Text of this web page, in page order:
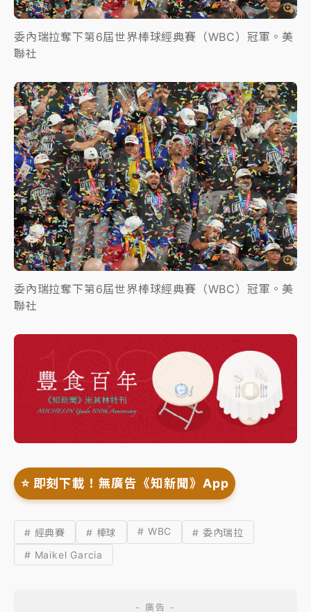
委內瑞拉奪下第6屆世界棒球經典賽（WBC）冠軍。美
聯社
委內瑞拉奪下第6屆世界棒球經典賽（WBC）冠軍。美
聯社
⭐️ 即刻下載！無廣告《知新聞》App
# 經典賽 # 棒球 # WBC
# 委內瑞拉
# Maikel Garcia